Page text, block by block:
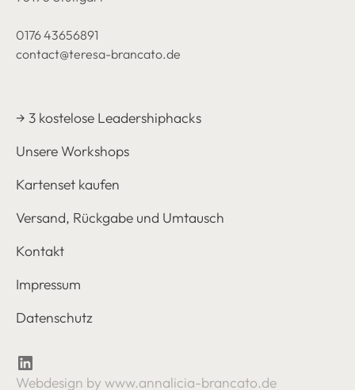
0176 43656891
contact@teresa-brancato.de
→ 3 kostelose Leadershiphacks
Unsere Workshops
Kartenset kaufen
Versand, Rückgabe und Umtausch
Kontakt
Impressum
Datenschutz
Webdesign by www.annalicia-brancato.de